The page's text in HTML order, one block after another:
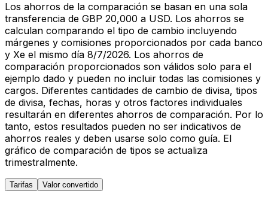
Los ahorros de la comparación se basan en una sola
transferencia de GBP 20,000 a USD. Los ahorros se
calculan comparando el tipo de cambio incluyendo
márgenes y comisiones proporcionados por cada banco
y Xe el mismo día 8/7/2026. Los ahorros de
comparación proporcionados son válidos solo para el
ejemplo dado y pueden no incluir todas las comisiones y
cargos. Diferentes cantidades de cambio de divisa, tipos
de divisa, fechas, horas y otros factores individuales
resultarán en diferentes ahorros de comparación. Por lo
tanto, estos resultados pueden no ser indicativos de
ahorros reales y deben usarse solo como guía. El
gráfico de comparación de tipos se actualiza
trimestralmente.
Tarifas Valor convertido